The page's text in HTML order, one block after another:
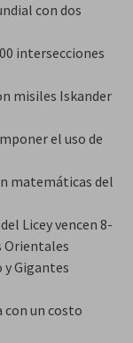
con dos
intersecciones
misiles Iskander
el uso de
matemáticas del
Licey vencen 8-
Orientales
y Gigantes
con un costo